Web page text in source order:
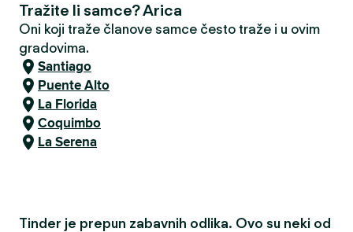
Tražite li samce? Arica
Oni koji traže članove samce često traže i u ovim
gradovima.
Santiago
Puente Alto
La Florida
Coquimbo
La Serena
Tinder je prepun zabavnih odlika. Ovo su neki od